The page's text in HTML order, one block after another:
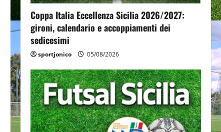
Coppa Italia Eccellenza Sicilia 2026/2027:
gironi, calendario e accoppiamenti dei
sedicesimi
sportjonico 05/08/2026